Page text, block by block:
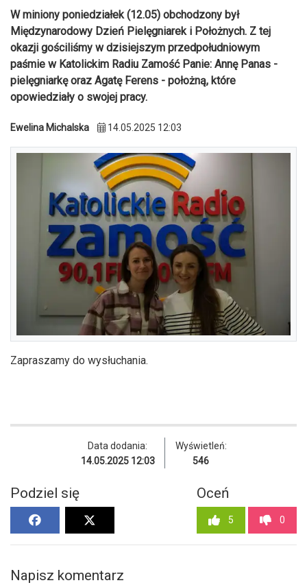
W miniony poniedziałek (12.05) obchodzony był
Międzynarodowy Dzień Pielęgniarek i Położnych. Z tej
okazji gościliśmy w dzisiejszym przedpołudniowym
paśmie w Katolickim Radiu Zamość Panie: Annę Panas -
pielęgniarkę oraz Agatę Ferens - położną, które
opowiedziały o swojej pracy.
Ewelina Michalska 14.05.2025 12:03
Zapraszamy do wysłuchania.
Data dodania:
14.05.2025 12:03
Wyświetleń:
546
Podziel się Oceń
5 0
Napisz komentarz